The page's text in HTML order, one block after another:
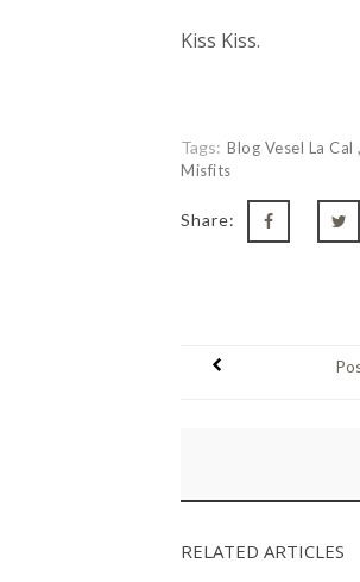
Kiss Kiss.
Tags: Blog Vesel La Cal
Misfits
Share:
RELATED ARTICLES